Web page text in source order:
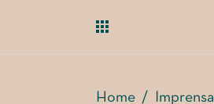
Home / Imprensa